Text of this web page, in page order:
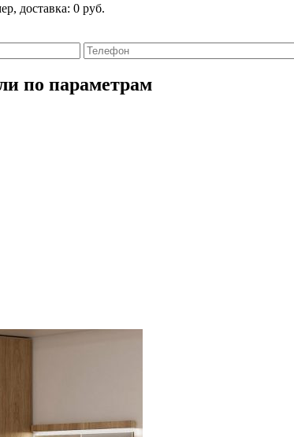
доставка: 0 руб.
по параметрам